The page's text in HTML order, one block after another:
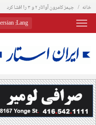
خانه جیمز کامرون آواتار ۲ و ۳ را افشا کرد
Lang
: Persian